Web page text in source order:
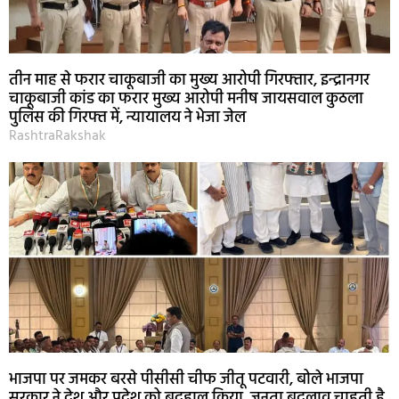
तीन माह से फरार चाकूबाजी का मुख्य आरोपी गिरफ्तार, इन्द्रानगर
चाकूबाजी कांड का फरार मुख्य आरोपी मनीष जायसवाल कुठला
पुलिस की गिरफ्त में, न्यायालय ने भेजा जेल
RashtraRakshak
भाजपा पर जमकर बरसे पीसीसी चीफ जीतू पटवारी, बोले भाजपा